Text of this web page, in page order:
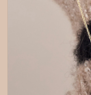
gepersonaliseerde juwelen